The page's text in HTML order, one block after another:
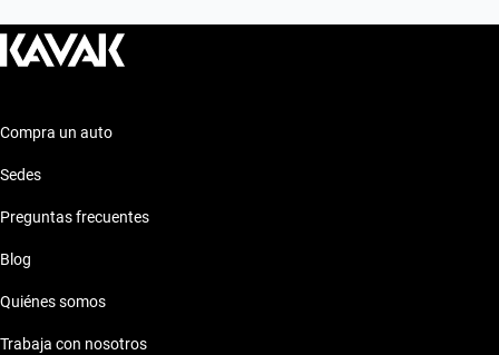
Compra un auto
Sedes
Preguntas frecuentes
Blog
Quiénes somos
Trabaja con nosotros